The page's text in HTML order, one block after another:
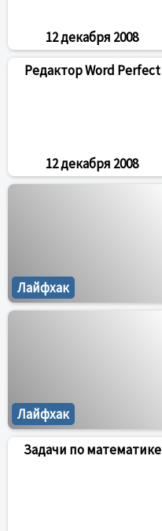
12 декабря 2008
Редактор Word Perfect
12 декабря 2008
Лайфхак
Лайфхак
Задачи по математике